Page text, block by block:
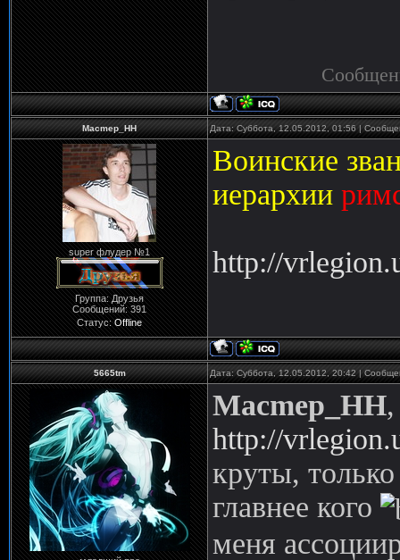
Macmep_HH Дата: Суббота, 12.05.2012, 01:56 |
super флудер №1
Группа: Друзья
Сообщений:391
Статус:Offline
Воинские
иерархии
http://
5665tm Дата: Суббота, 12.05.2012, 20:42 |
Macmep_HH
http://
круты,
главнее кого
меня